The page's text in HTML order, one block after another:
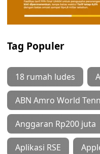
Tag Populer
18 rumah ludes
ABN Amro World
Anggaran Rp200 juta
Aplikasi RSE